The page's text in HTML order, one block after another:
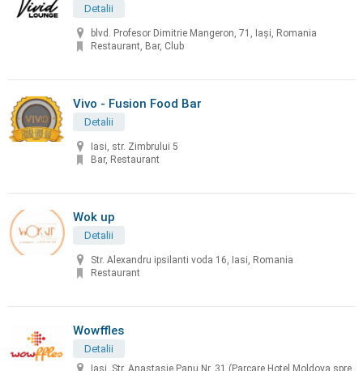
Detalii
blvd. Profesor Dimitrie Mangeron, 71, Iași, Romania
Restaurant, Bar, Club
Vivo - Fusion Food Bar
Detalii
Iasi, str. Zimbrului 5
Bar, Restaurant
Wok up
Detalii
Str. Alexandru ipsilanti voda 16, Iasi, Romania
Restaurant
Wowffles
Detalii
Iași, Str. Anastasie Panu Nr. 31 (Parcare Hotel Moldova spre